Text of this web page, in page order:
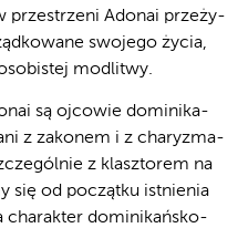
prze­strze­ni Ado­nai prze­ży­
swo­je­go ży­cia,
mo­dli­twy.
są oj­co­wie do­mi­ni­ka­
z za­ko­nem i z cha­ry­zma­
z klasz­to­rem na
się od po­cząt­ku ist­nie­nia
cha­rak­ter do­mi­ni­kań­sko-